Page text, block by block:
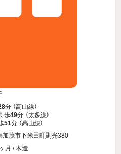
分 （高山線）
歩49分 （太多線）
51分 （高山線）
加茂市下米田町則光380
月 / 木造